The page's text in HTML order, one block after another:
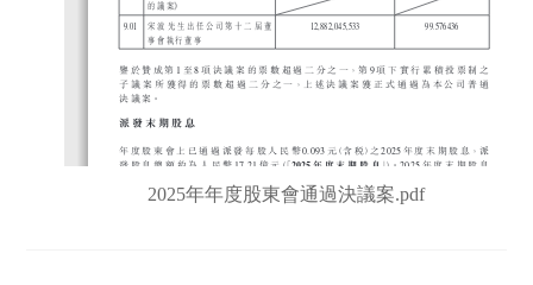
2025年年度股東會通過決議案.pdf